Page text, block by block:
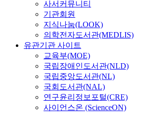
사서커뮤니티
기관회원
지식나눔(LOOK)
의학전자도서관(MEDLIS)
유관기관 사이트
교육부(MOE)
국립장애인도서관(NLD)
국립중앙도서관(NL)
국회도서관(NAL)
연구윤리정보포털(CRE)
사이언스온 (ScienceON)